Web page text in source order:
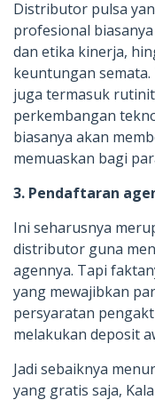
Distributor pulsa
profesional
dan etika kinerja,
keuntungan
juga termasuk
perkembangan
biasanya akan
memuaskan bagi
3. Pendaftaran
Ini seharusnya
distributor guna
agennya. Tapi
yang mewajibkan
persyaratan
melakukan deposit
Jadi sebaiknya
yang gratis saja,